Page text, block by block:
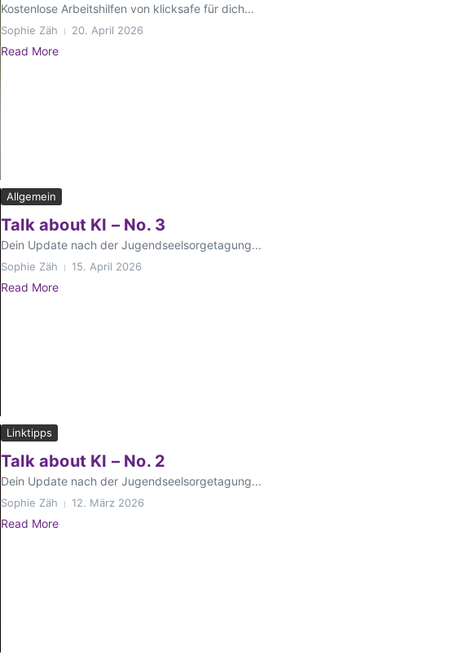
Kostenlose Arbeitshilfen von klicksafe für dich...
Sophie Zäh 20. April 2026
Read More
Allgemein
Talk about KI – No. 3
Dein Update nach der Jugendseelsorgetagung...
Sophie Zäh 15. April 2026
Read More
Linktipps
Talk about KI – No. 2
Dein Update nach der Jugendseelsorgetagung...
Sophie Zäh 12. März 2026
Read More